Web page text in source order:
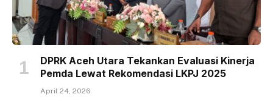
DPRK Aceh Utara Tekankan Evaluasi Kinerja
Pemda Lewat Rekomendasi LKPJ 2025
April 24, 2026